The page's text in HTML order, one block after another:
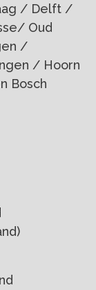
/ Delft /
Oud
/
/ Hoorn
Bosch